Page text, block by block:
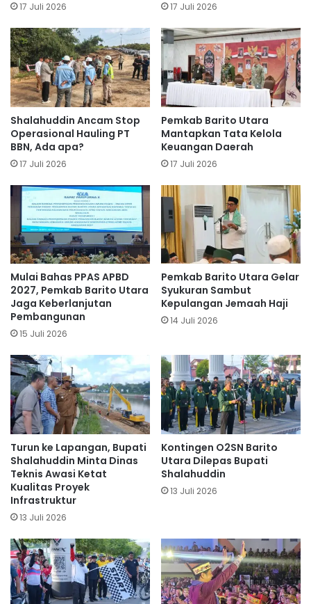
17 Juli 2026 17 Juli 2026
Shalahuddin Ancam Stop
Operasional Hauling PT
BBN, Ada apa?
17 Juli 2026
Pemkab Barito Utara
Mantapkan Tata Kelola
Keuangan Daerah
17 Juli 2026
Mulai Bahas PPAS APBD
2027, Pemkab Barito Utara
Jaga Keberlanjutan
Pembangunan
15 Juli 2026
Pemkab Barito Utara Gelar
Syukuran Sambut
Kepulangan Jemaah Haji
14 Juli 2026
Turun ke Lapangan, Bupati
Shalahuddin Minta Dinas
Teknis Awasi Ketat
Kualitas Proyek
Infrastruktur
13 Juli 2026
Kontingen O2SN Barito
Utara Dilepas Bupati
Shalahuddin
13 Juli 2026